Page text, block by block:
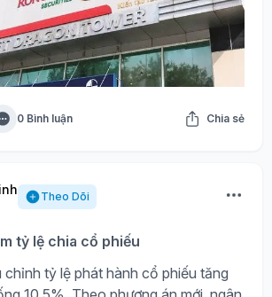
0 Bình luận Chia sẻ
Theo Dõi
tỷ lệ chia cổ phiếu
tỷ lệ phát hành cổ phiếu tăng